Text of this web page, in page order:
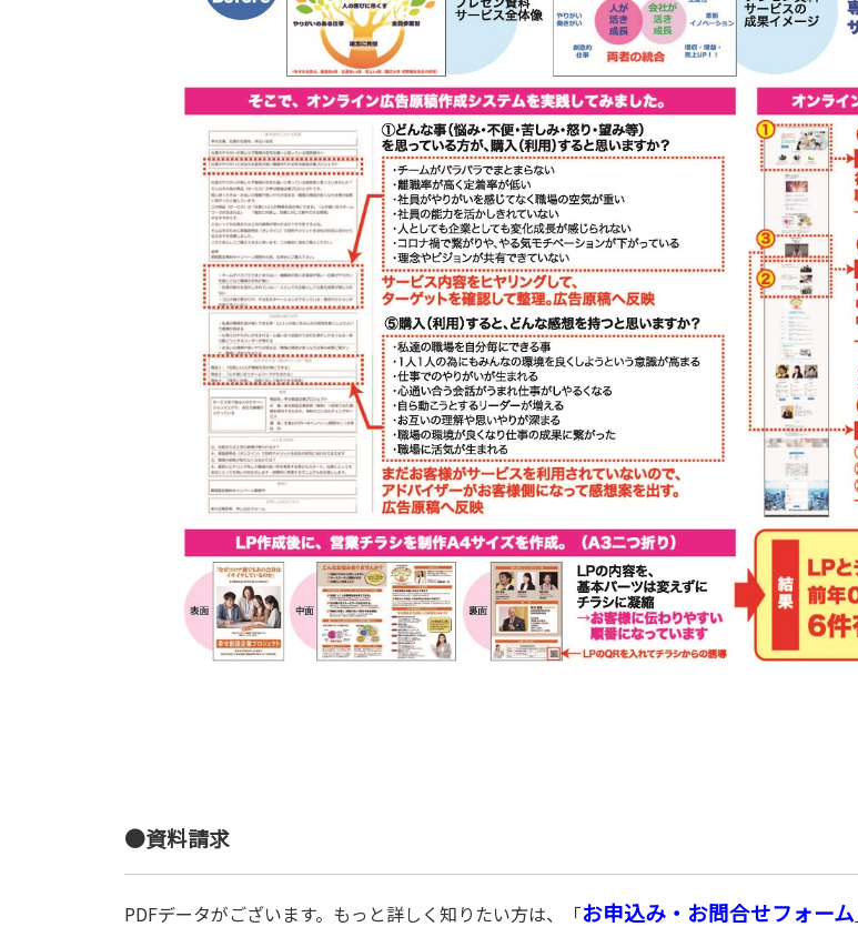
●資料請求
PDFデータがございます。もっと詳しく知りたい方は、「お申込み・ お問合せフォーム